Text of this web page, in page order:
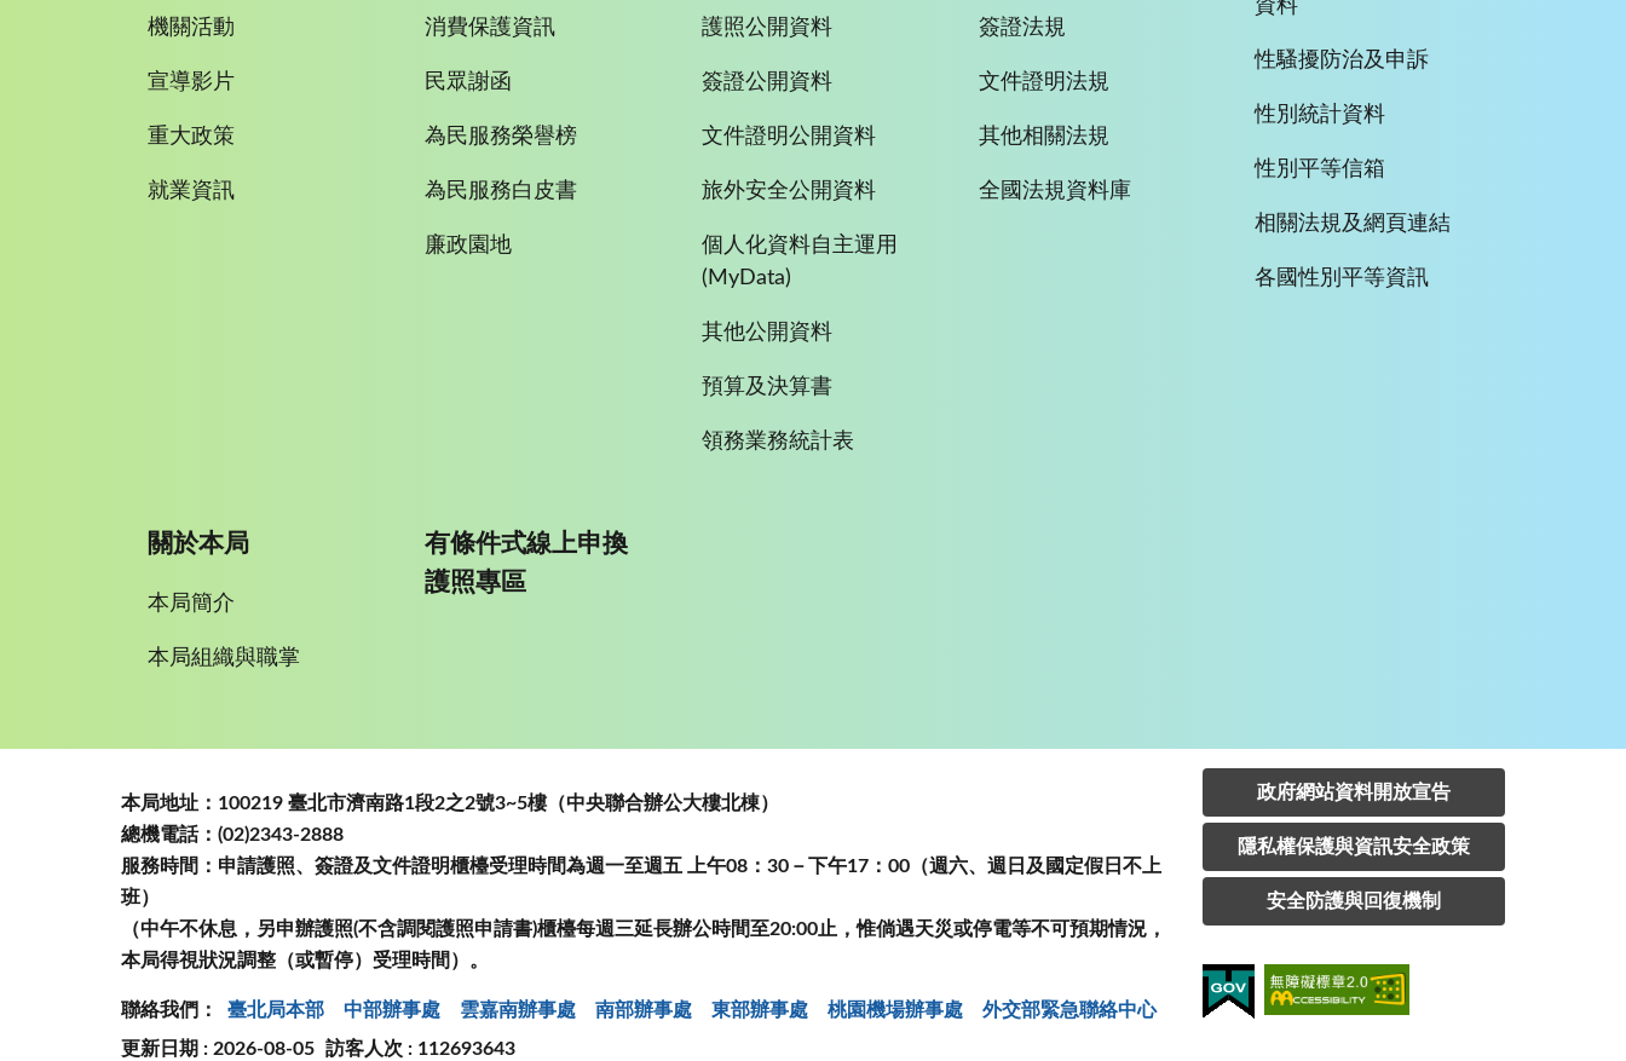
機關活動
宣導影片
重大政策
就業資訊
消費保護資訊
民眾謝函
為民服務榮譽榜
為民服務白皮書
廉政園地
護照公開資料
簽證公開資料
文件證明公開資料
旅外安全公開資料
個人化資料自主運用
(MyData)
其他公開資料
預算及決算書
領務業務統計表
簽證法規
文件證明法規
其他相關法規
全國法規資料庫
資料
性騷擾防治及申訴
性別統計資料
性別平等信箱
相關法規及網頁連結
各國性別平等資訊
關於本局
本局簡介
本局組織與職掌
有條件式線上申換
護照專區
本局地址：100219 臺北市濟南路1段2之2號3~5樓（中央聯合辦公大樓北棟）
總機電話：(02)2343-2888
服務時間：申請護照、簽證及文件證明櫃檯受理時間為週一至週五 上午08：30－下午17：00（週六、週日及國定假日不上
班）
（中午不休息，另申辦護照(不含調閱護照申請書)櫃檯每週三延長辦公時間至20:00止，惟倘遇天災或停電等不可預期情況，
本局得視狀況調整（或暫停）受理時間）。
聯絡我們： 臺北局本部 中部辦事處 雲嘉南辦事處 南部辦事處 東部辦事處 桃園機場辦事處
外交部緊急聯絡中⼼
更新日期 : 2026-08-05 訪客人次 : 112693643
政府網站資料開放宣告
隱私權保護與資訊安全政策
安全防護與回復機制